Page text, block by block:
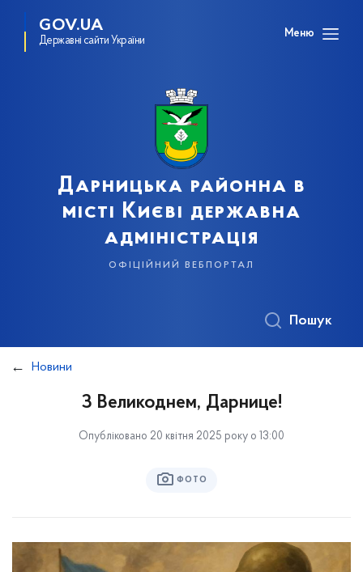
GOV.UA
Державні сайти України
Меню
Дарницька районна в
місті Києві державна
адміністрація
офіційний вебпортал
Пошук
Новини
З Великоднем, Дарнице!
Опубліковано 20 квітня 2025 року о 13:00
ФОТО